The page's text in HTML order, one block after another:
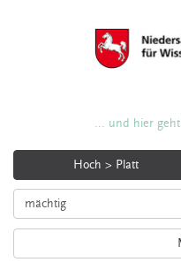
... und hier
Hoch > Platt